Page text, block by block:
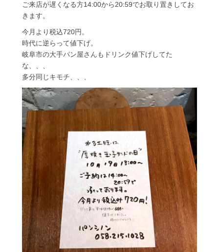
ご来店が遅くなる方14:00から20:59でお取り置きしてお
きます。
今月より税込720円。
時代に逆らって値下げ。
岐阜市の大手パン屋さんもドリンク値下げしてた
な、、、
多分同じキモチ、、、